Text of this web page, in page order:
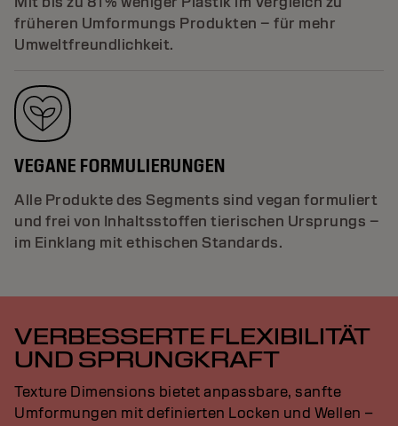
früheren Umformungs Produkten – für mehr
Umweltfreundlichkeit.
VEGANE FORMULIERUNGEN
Alle Produkte des Segments sind vegan formuliert
und frei von Inhaltsstoffen tierischen Ursprungs –
im Einklang mit ethischen Standards.
VERBESSERTE FLEXIBILITÄT
UND SPRUNGKRAFT
Texture Dimensions bietet anpassbare, sanfte
Umformungen mit definierten Locken und Wellen –